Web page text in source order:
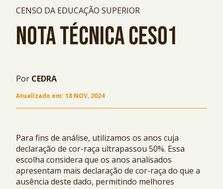
CENSO DA EDUCAÇÃO SUPERIOR
NOTA TÉCNICA CES01
Por CEDRA
Atualizado em: 18 NOV, 2024
Para fins de análise, utilizamos os anos cuja
declaração de cor-raça ultrapassou 50%. Essa
escolha considera que os anos analisados
apresentam mais declaração de cor-raça do que a
ausência deste dado, permitindo melhores